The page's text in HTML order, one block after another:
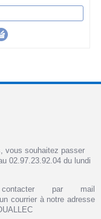
vous souhaitez passer
02.97.23.92.04 du lundi
par mail
courrier à notre adresse